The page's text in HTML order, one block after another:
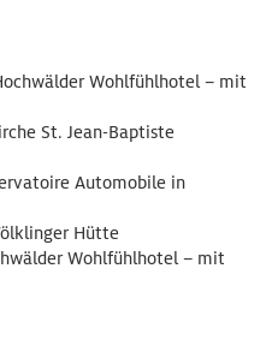
Wohlfühlhotel – mit
St. Jean-Baptiste
Automobile in
Hütte
Wohlfühlhotel – mit